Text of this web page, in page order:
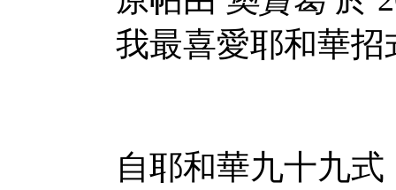
我最喜愛耶和華
自耶和華九十九式